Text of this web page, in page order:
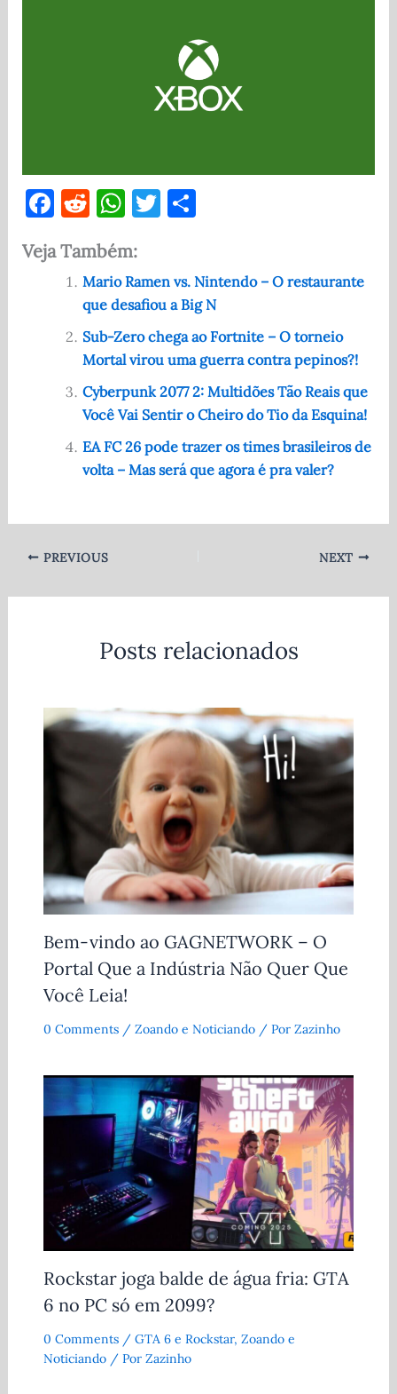
F
c
e
o
k
R
d
di
t
W
at
s
A
p
p
T
te
r
S
e
Veja Também:
Mario Ramen vs. Nintendo – O restaurante
que desafiou a Big N
Sub-Zero chega ao Fortnite – O torneio
Mortal virou uma guerra contra pepinos?!
Cyberpunk 2077 2: Multidões Tão Reais que
Você Vai Sentir o Cheiro do Tio da Esquina!
EA FC 26 pode trazer os times brasileiros de
volta – Mas será que agora é pra valer?
PREVIOUS NEXT
Posts relacionados
Bem-vindo ao GAGNETWORK – O
Portal Que a Indústria Não Quer Que
Você Leia!
0 Comments / Zoando e Noticiando/ Por Zazinho
Rockstar joga balde de água fria: GTA
6 no PC só em 2099?
0 Comments / GTA 6 e Rockstar, Zoando e
Noticiando/ Por Zazinho